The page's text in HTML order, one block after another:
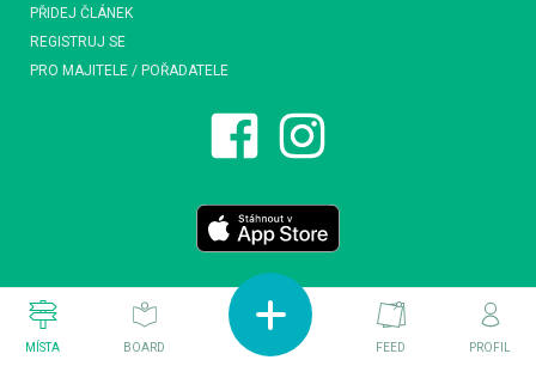
PŘIDEJ ČLÁNEK
REGISTRUJ SE
PRO MAJITELE / POŘADATELE
MÍSTA BOARD FEED PROFIL